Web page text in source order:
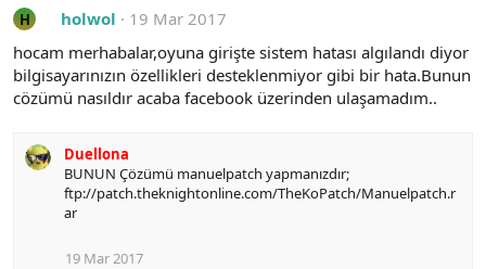
H holwol
19 Mar 2017
hocam merhabalar,oyuna girişte sistem hatası algılandı diyor
bilgisayarınızın özellikleri desteklenmiyor gibi bir hata.Bunun
cözümü nasıldır acaba facebook üzerinden ulaşamadım..
Duellona
BUNUN Çözümü manuelpatch yapmanızdır;
ftp://patch.theknightonline.com/TheKoPatch/Manuelpatch.r
ar
19 Mar 2017